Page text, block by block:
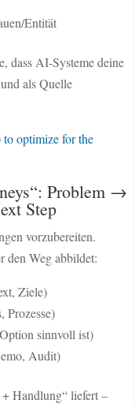
Entität
dass AI-Systeme deine
als Quelle
to optimize for the
Problem →
Step
vorzubereiten.
den Weg abbildet:
Ziele)
Prozesse)
sinnvoll ist)
Audit)
Handlung“ liefert –